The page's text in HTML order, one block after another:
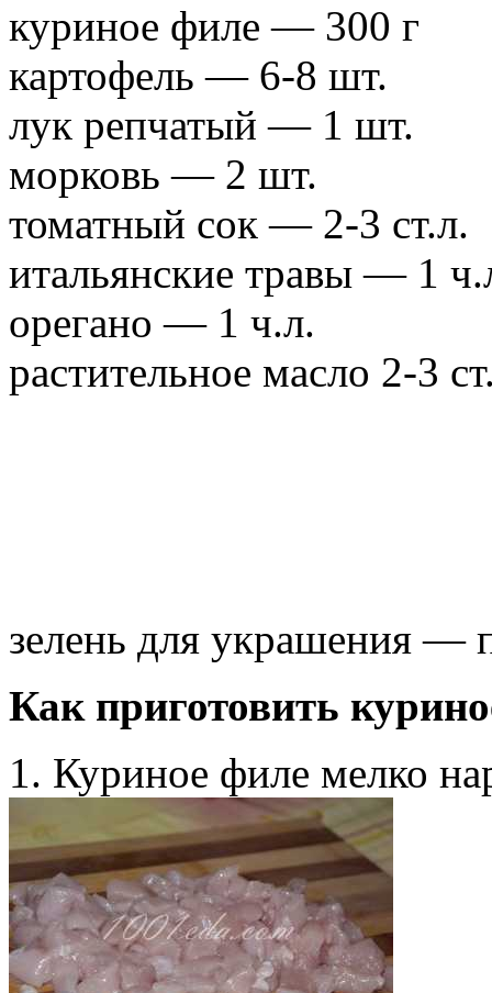
куриное филе — 300 г
картофель — 6-8 шт.
лук репчатый — 1 шт.
морковь — 2 шт.
томатный сок — 2-3 ст.л.
итальянские травы — 1
орегано — 1 ч.л.
растительное масло 2-3
зелень для украшения —
Как приготовить
1. Куриное филе мелко